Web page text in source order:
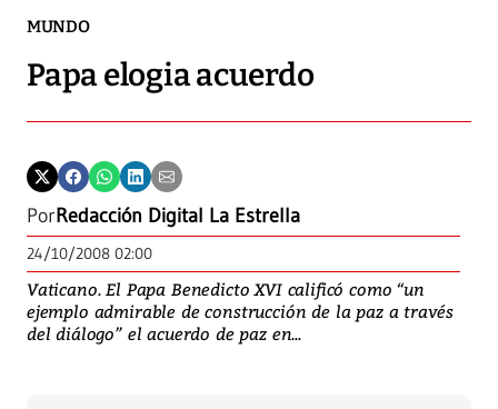
MUNDO
Papa elogia acuerdo
PorRedacción Digital La Estrella
24/10/2008 02:00
Vaticano. El Papa Benedicto XVI calificó como “un
ejemplo admirable de construcción de la paz a través
del diálogo” el acuerdo de paz en...